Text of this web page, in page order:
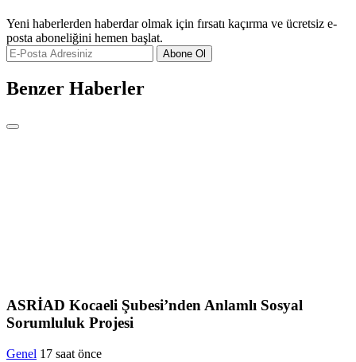
Yeni haberlerden haberdar olmak için fırsatı kaçırma ve ücretsiz e-
posta aboneliğini hemen başlat.
Abone Ol
Benzer Haberler
ASRİAD Kocaeli Şubesi’nden Anlamlı Sosyal
Sorumluluk Projesi
Genel 17 saat önce